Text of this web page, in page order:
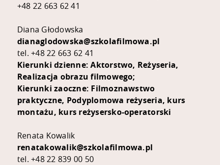
+48 22 663 62 41
Diana Głodowska
dianaglodowska@szkolafilmowa.pl
tel. +48 22 663 62 41
Kierunki dzienne: Aktorstwo, Reżyseria,
Realizacja obrazu filmowego;
Kierunki zaoczne: Filmoznawstwo
praktyczne, Podyplomowa reżyseria, kurs
montażu, kurs reżysersko-operatorski
Renata Kowalik
renatakowalik@szkolafilmowa.pl
tel. +48 22 839 00 50